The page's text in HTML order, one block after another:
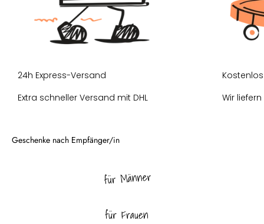
24h Express-Versand
Extra schneller Versand mit DHL
Wir
für Männer
für Frauen